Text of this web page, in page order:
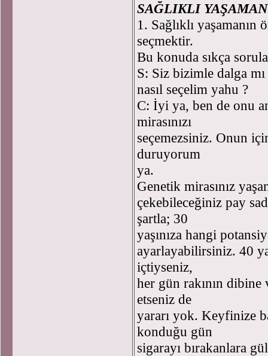
SAĞLIKLI
1. Sağlıklı
seçmektir.
Bu konuda sıkça
S: Siz bizimle dalga
nasıl seçelim yahu ?
C: İyi ya, ben de onu
mirasınızı
seçemezsiniz. Onun
duruyorum
ya.
Genetik mirasınız
çekebileceğiniz pay
şartla; 30
yaşınıza hangi
ayarlayabilirsiniz. 40
içtiyseniz,
her gün rakının
etseniz de
yararı yok. Keyfinize
konduğu gün
sigarayı bırakanlara